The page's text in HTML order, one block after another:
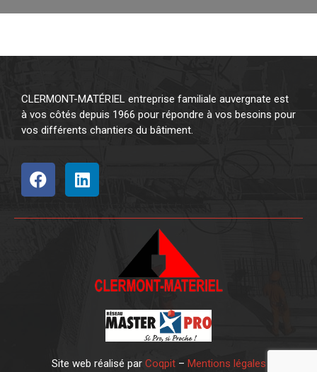
CLERMONT-MATÉRIEL entreprise familiale auvergnate est
à vos côtés depuis 1966 pour répondre à vos besoins pour
vos différents chantiers du bâtiment.
Site web réalisé par Coqpit– Mentions légales